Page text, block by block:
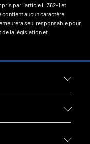
par l'article L.362-1 et
contient aucun caractère
seul responsable pour
de la législation et